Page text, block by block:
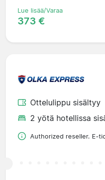
Lue lisää/Varaa
373 €
Ottelulippu sisältyy
2 yötä hotellissa
Authorized reseller. E-